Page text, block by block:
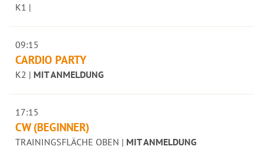
K1 |
09:15
CARDIO PARTY
K2 | MIT ANMELDUNG
17:15
CW (BEGINNER)
TRAININGSFLÄCHE OBEN | MIT ANMELDUNG